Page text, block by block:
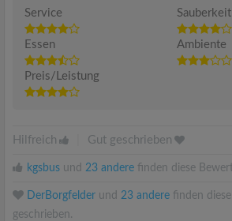
Service
Sauberkeit
Essen Ambiente
Preis/Leistung
Hilfreich Gut geschrieben
kgsbus und 23 andere finden diese
DerBorgfelder und 23 andere finden
geschrieben.